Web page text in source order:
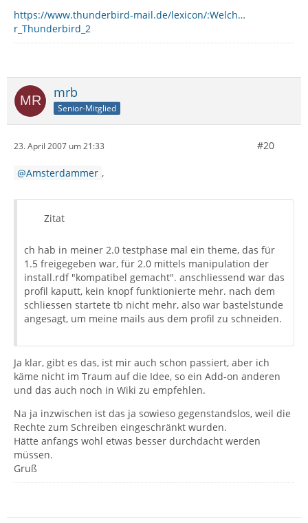
https://www.thunderbird-mail.de/lexicon/:Welch…
r_Thunderbird_2
mrb
Senior-Mitglied
23. April 2007 um 21:33 #20
Amsterdammer ,
Zitat
ch hab in meiner 2.0 testphase mal ein theme, das für
1.5 freigegeben war, für 2.0 mittels manipulation der
install.rdf "kompatibel gemacht". anschliessend war das
profil kaputt, kein knopf funktionierte mehr. nach dem
schliessen startete tb nicht mehr, also war bastelstunde
angesagt, um meine mails aus dem profil zu schneiden.
Ja klar, gibt es das, ist mir auch schon passiert, aber ich
käme nicht im Traum auf die Idee, so ein Add-on anderen
und das auch noch in Wiki zu empfehlen.
Na ja inzwischen ist das ja sowieso gegenstandslos, weil die
Rechte zum Schreiben eingeschränkt wurden.
Hätte anfangs wohl etwas besser durchdacht werden
müssen.
Gruß